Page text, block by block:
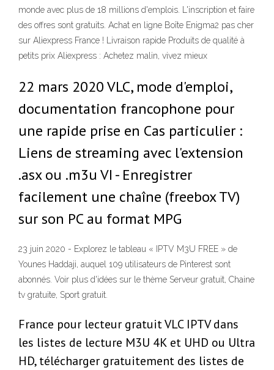
monde avec plus de 18 millions d'emplois. L'inscription et faire
des offres sont gratuits. Achat en ligne Boîte Enigma2 pas cher
sur Aliexpress France ! Livraison rapide Produits de qualité à
petits prix Aliexpress : Achetez malin, vivez mieux
22 mars 2020 VLC, mode d'emploi,
documentation francophone pour
une rapide prise en Cas particulier :
Liens de streaming avec l'extension
.asx ou .m3u VI - Enregistrer
facilement une chaîne (freebox TV)
sur son PC au format MPG
23 juin 2020 - Explorez le tableau « IPTV M3U FREE » de
Younes Haddaji, auquel 109 utilisateurs de Pinterest sont
abonnés. Voir plus d'idées sur le thème Serveur gratuit, Chaine
tv gratuite, Sport gratuit.
France pour lecteur gratuit VLC IPTV dans
les listes de lecture M3U 4K et UHD ou Ultra
HD, télécharger gratuitement des listes de